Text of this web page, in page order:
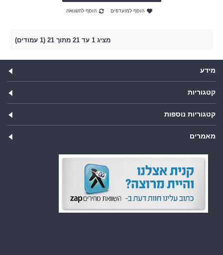
הוסף למועדפים הוסף להשוואה
מציג 1 עד 21 מתוך 21 (1 עמודים)
מידע
קטגוריות
קטגוריות נוספות
מאמרים